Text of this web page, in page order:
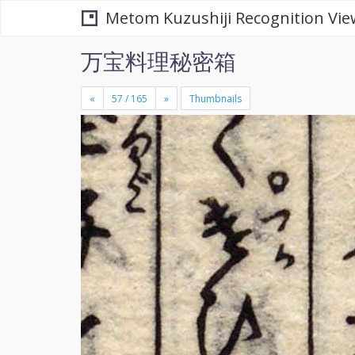
Metom Kuzushiji Recognition
万宝料理秘密箱
« » Thumbnails
+
-